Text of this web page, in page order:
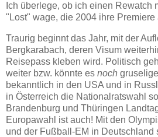
Ich überlege, ob ich einen Rewatch
"Lost" wage, die 2004 ihre Premiere
Traurig beginnt das Jahr, mit der
Bergkarabach, deren Visum
Reisepass kleben wird. Politisch
weiter bzw. könnte es noch
bekanntlich in den USA und in
in Österreich die Nationalratswahl
Brandenburg und Thüringen
Europawahl ist auch! Mit den
und der Fußball-EM in Deutschland